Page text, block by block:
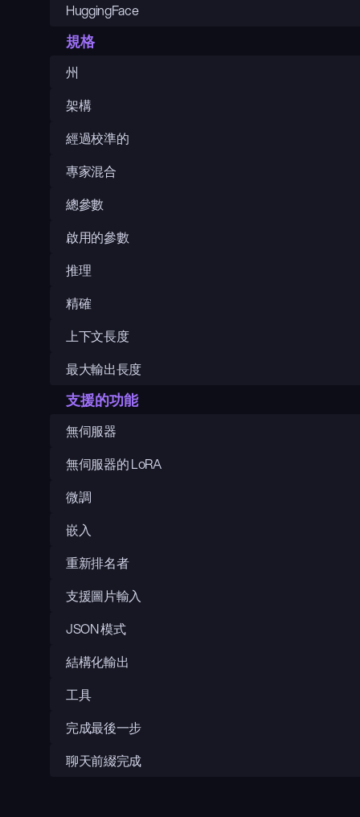
HuggingFace
規格
州
架構
經過校準的
專家混合
總參數
啟用的參數
推理
精確
上下文長度
最大輸出長度
支援的功能
無伺服器
無伺服器的 LoRA
微調
嵌入
重新排名者
支援圖片輸入
JSON 模式
結構化輸出
工具
完成最後一步
聊天前綴完成